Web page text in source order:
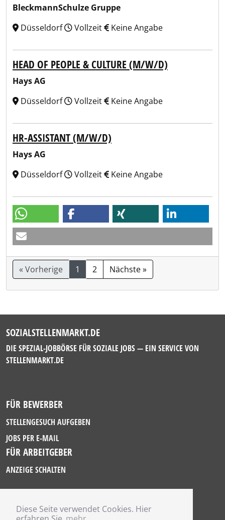
Diese Seite verwendet Cookies. Hier
BleckmannSchulze Gruppe
Düsseldorf
Vollzeit Keine Angabe
HEAD OF PEOPLE & CULTURE (M/W/D)
Hays AG
Düsseldorf
Vollzeit Keine Angabe
HR-ASSISTANT (M/W/D)
Hays AG
Düsseldorf
Vollzeit Keine Angabe
« Vorherige 1 2 Nächste »
SOZIALSTELLENMARKT.DE
DIE SPEZIAL-JOBBÖRSE FÜR SOZIALE JOBS — EIN SERVICE VON
STELLENMARKT.DE
FÜR BEWERBER
STELLENGESUCH AUFGEBEN
JOBS PER E-MAIL
FÜR ARBEITGEBER
ANZEIGE SCHALTEN
IMPRESSUM